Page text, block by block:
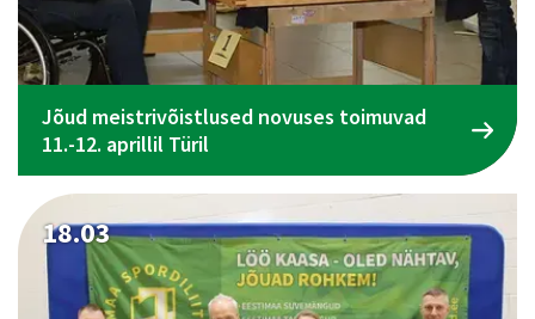
Jõud meistrivõistlused novuses toimuvad
11.-12. aprillil Türil
18.03